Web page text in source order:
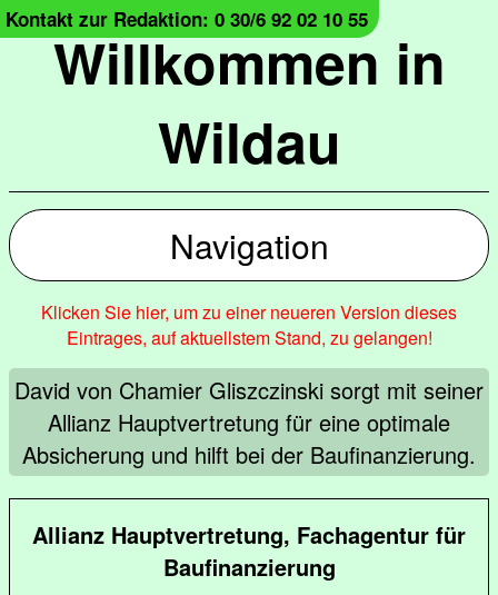
Willkommen in
Wildau
Kontakt zur Redaktion: 0 30/6 92 02 10 55
Navigation
Klicken Sie hier, um zu einer neueren Version dieses
Eintrages, auf aktuellstem Stand, zu gelangen!
David von Chamier Gliszczinski sorgt mit seiner
Allianz Hauptvertretung für eine optimale
Absicherung und hilft bei der Baufinanzierung.
Allianz Hauptvertretung, Fachagentur für
Baufinanzierung